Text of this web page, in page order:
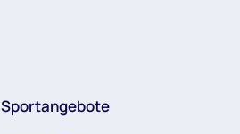
Sportangebote